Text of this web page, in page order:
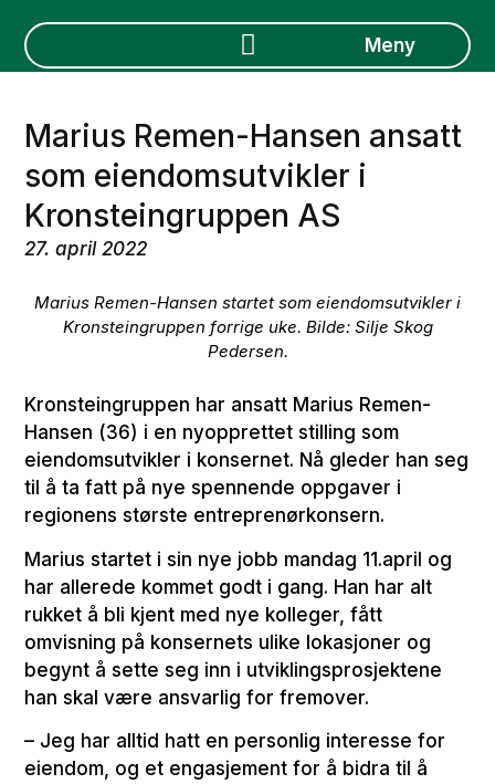
Marius Remen-Hansen ansatt
som eiendomsutvikler i
Kronsteingruppen AS
27. april 2022
Marius Remen-Hansen startet som eiendomsutvikler i
Kronsteingruppen forrige uke. Bilde: Silje Skog
Pedersen.
Kronsteingruppen har ansatt Marius Remen-
Hansen (36) i en nyopprettet stilling som
eiendomsutvikler i konsernet. Nå gleder han seg
til å ta fatt på nye spennende oppgaver i
regionens største entreprenørkonsern.
Marius startet i sin nye jobb mandag 11.april og
har allerede kommet godt i gang. Han har alt
rukket å bli kjent med nye kolleger, fått
omvisning på konsernets ulike lokasjoner og
begynt å sette seg inn i utviklingsprosjektene
han skal være ansvarlig for fremover.
– Jeg har alltid hatt en personlig interesse for
eiendom, og et engasjement for å bidra til å